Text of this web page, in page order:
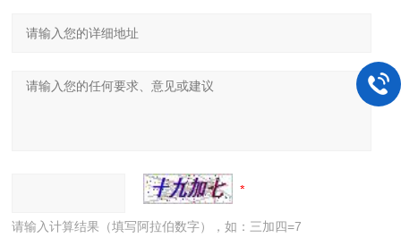
请输入计算结果（填写阿拉伯数字），如：三加四=7